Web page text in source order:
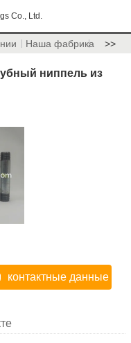
Co., Ltd.
Наша фабрика >>
ниппель из
контактные данные